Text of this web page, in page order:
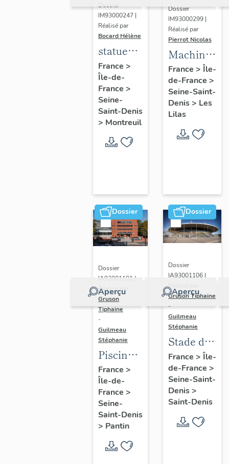
Dossier
IM93000247 |
Réalisé par
Bocard Hélène
statues
colossales
: le
discobole,
le
tennisman
France >
Île-de-
France >
Seine-
Saint-Denis
> Montreuil
Dossier
IM93000299 |
Réalisé par
Pierrot Nicolas
Machine
à
déchiqueter
et à
épurer
France > Île-
de-France >
Seine-Saint-
Denis> Les
Lilas
Dossier
Aperçu
Dossier
IA93001101 |
Réalisé par
Gruson
Tiphaine
-
Guilmeau
Stéphanie
Piscine
Leclerc,
actuellement
piscine
Alice-
Milliat
France >
Île-de-
France >
Seine-
Saint-Denis
> Pantin
Dossier
Aperçu
Dossier
IA93001106 |
Réalisé par
Gruson Tiphaine
-
Guilmeau
Stéphanie
Stade de
France
France > Île-
de-France >
Seine-Saint-
Denis>
Saint-Denis